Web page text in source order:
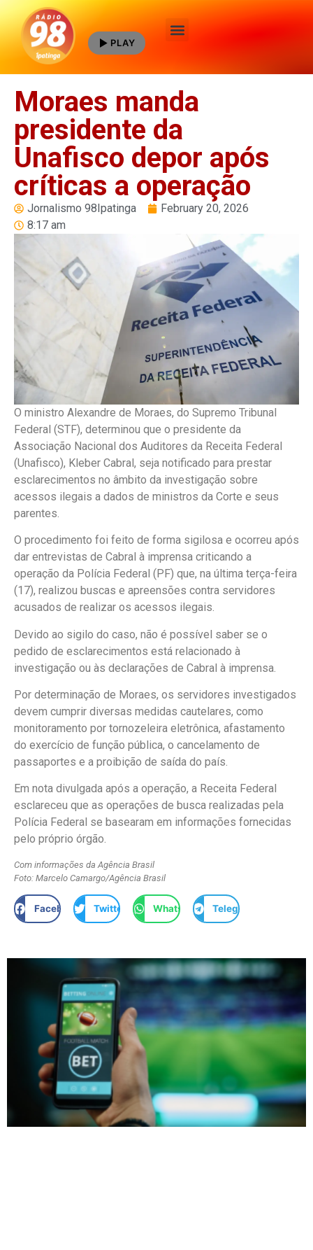
PLAY
Moraes manda
presidente da
Unafisco depor após
críticas a operação
Jornalismo 98Ipatinga
February 20, 2026
8:17 am
O ministro Alexandre de Moraes, do Supremo Tribunal
Federal (STF), determinou que o presidente da
Associação Nacional dos Auditores da Receita Federal
(Unafisco), Kleber Cabral, seja notificado para prestar
esclarecimentos no âmbito da investigação sobre
acessos ilegais a dados de ministros da Corte e seus
parentes.
O procedimento foi feito de forma sigilosa e ocorreu após
dar entrevistas de Cabral à imprensa criticando a
operação da Polícia Federal (PF) que, na última terça-feira
(17), realizou buscas e apreensões contra servidores
acusados de realizar os acessos ilegais.
Devido ao sigilo do caso, não é possível saber se o
pedido de esclarecimentos está relacionado à
investigação ou às declarações de Cabral à imprensa.
Por determinação de Moraes, os servidores investigados
devem cumprir diversas medidas cautelares, como
monitoramento por tornozeleira eletrônica, afastamento
do exercício de função pública, o cancelamento de
passaportes e a proibição de saída do país.
Em nota divulgada após a operação, a Receita Federal
esclareceu que as operações de busca realizadas pela
Polícia Federal se basearam em informações fornecidas
pelo próprio órgão.
Com informações da Agência Brasil
Foto: Marcelo Camargo/Agência Brasil
Facebook Twitter WhatsApp Telegram